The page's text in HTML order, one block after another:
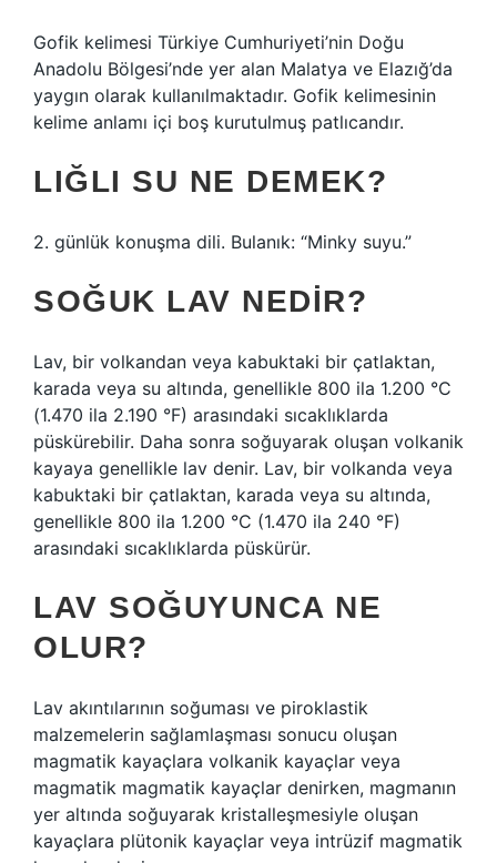
Gofik kelimesi Türkiye Cumhuriyeti’nin Doğu
Anadolu Bölgesi’nde yer alan Malatya ve Elazığ’da
yaygın olarak kullanılmaktadır. Gofik kelimesinin
kelime anlamı içi boş kurutulmuş patlıcandır.
LIĞLI SU NE DEMEK?
2. günlük konuşma dili. Bulanık: “Minky suyu.”
SOĞUK LAV NEDIR?
Lav, bir volkandan veya kabuktaki bir çatlaktan,
karada veya su altında, genellikle 800 ila 1.200 °C
(1.470 ila 2.190 °F) arasındaki sıcaklıklarda
püskürebilir. Daha sonra soğuyarak oluşan volkanik
kayaya genellikle lav denir. Lav, bir volkanda veya
kabuktaki bir çatlaktan, karada veya su altında,
genellikle 800 ila 1.200 °C (1.470 ila 240 °F)
arasındaki sıcaklıklarda püskürür.
LAV SOĞUYUNCA NE
OLUR?
Lav akıntılarının soğuması ve piroklastik
malzemelerin sağlamlaşması sonucu oluşan
magmatik kayaçlara volkanik kayaçlar veya
magmatik magmatik kayaçlar denirken, magmanın
yer altında soğuyarak kristalleşmesiyle oluşan
kayaçlara plütonik kayaçlar veya intrüzif magmatik